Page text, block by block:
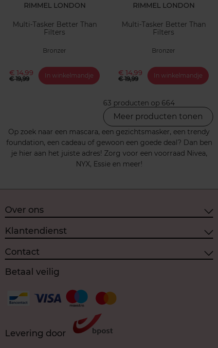
RIMMEL LONDON
Multi-Tasker Better Than
Filters
Bronzer
€ 14,99
€ 19,99 In winkelmandje
RIMMEL LONDON
Multi-Tasker Better Than
Filters
Bronzer
€ 14,99
€ 19,99 In winkelmandje
63 producten op 664
Meer producten tonen
Op zoek naar een mascara, een gezichtsmasker, een trendy
foundation, een cadeau of gewoon een goede deal? Dan ben
je hier aan het juiste adres! Zorg voor een voorraad Nivea,
NYX, Essie en meer!
Over ons
Klantendienst
Contact
Betaal veilig
Levering door